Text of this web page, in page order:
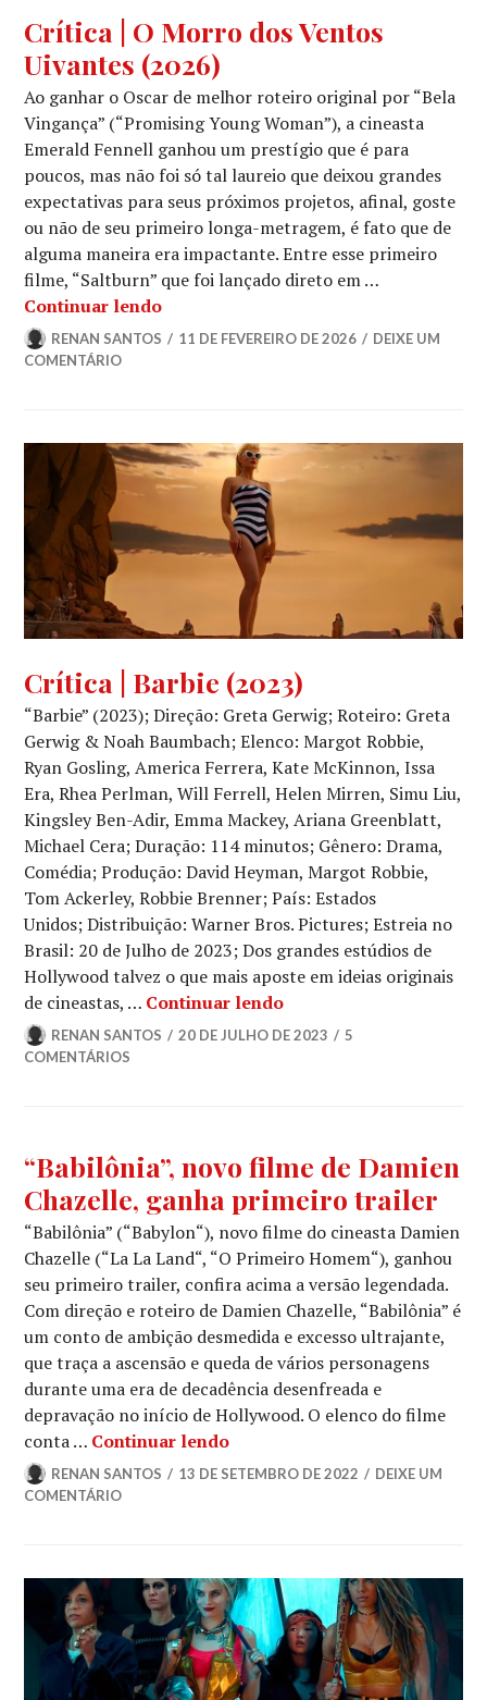
CINEMA,
CRÍTICA
CINEMATOGRÁFICA
Crítica | O Morro dos Ventos
Uivantes (2026)
Ao ganhar o Oscar de melhor roteiro original por “Bela
Vingança” (“Promising Young Woman”), a cineasta
Emerald Fennell ganhou um prestígio que é para
poucos, mas não foi só tal laureio que deixou grandes
expectativas para seus próximos projetos, afinal, goste
ou não de seu primeiro longa-metragem, é fato que de
alguma maneira era impactante. Entre esse primeiro
filme, “Saltburn” que foi lançado direto em …
Continuar lendoCrítica | O Morro dos Ventos Uivantes
RENAN SANTOS 11 DE FEVEREIRO DE 2026
DEIXE UM
COMENTÁRIO
CINEMA,
CRÍTICA
CINEMATOGRÁFICA
Crítica | Barbie (2023)
“Barbie” (2023); Direção: Greta Gerwig; Roteiro: Greta
Gerwig & Noah Baumbach; Elenco: Margot Robbie,
Ryan Gosling, America Ferrera, Kate McKinnon, Issa
Era, Rhea Perlman, Will Ferrell, Helen Mirren, Simu Liu,
Kingsley Ben-Adir, Emma Mackey, Ariana Greenblatt,
Michael Cera; Duração: 114 minutos; Gênero: Drama,
Comédia; Produção: David Heyman, Margot Robbie,
Tom Ackerley, Robbie Brenner; País: Estados
Unidos; Distribuição: Warner Bros. Pictures; Estreia no
Brasil: 20 de Julho de 2023; Dos grandes estúdios de
Hollywood talvez o que mais aposte em ideias originais
de cineastas, … Continuar lendoCrítica | Barbie (2023)
RENAN SANTOS 20 DE JULHO DE 2023
5
COMENTÁRIOS
TRAILERS
“Babilônia”, novo filme de Damien
Chazelle, ganha primeiro trailer
“Babilônia” (“Babylon“), novo filme do cineasta Damien
Chazelle (“La La Land“, “O Primeiro Homem“), ganhou
seu primeiro trailer, confira acima a versão legendada.
Com direção e roteiro de Damien Chazelle, “Babilônia” é
um conto de ambição desmedida e excesso ultrajante,
que traça a ascensão e queda de vários personagens
durante uma era de decadência desenfreada e
depravação no início de Hollywood. O elenco do filme
conta … Continuar lendo“Babilônia”, novo filme de
RENAN SANTOS 13 DE SETEMBRO DE 2022
DEIXE UM
COMENTÁRIO